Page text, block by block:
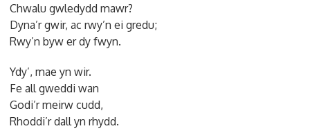
Chwalu gwledydd mawr?
Dyna’r gwir, ac rwy’n ei gredu;
Rwy’n byw er dy fwyn.
Ydy’, mae yn wir.
Fe all gweddi wan
Godi’r meirw cudd,
Rhoddi’r dall yn rhydd.